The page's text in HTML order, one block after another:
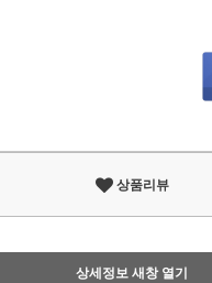
상품리뷰
상세정보 새창 열기